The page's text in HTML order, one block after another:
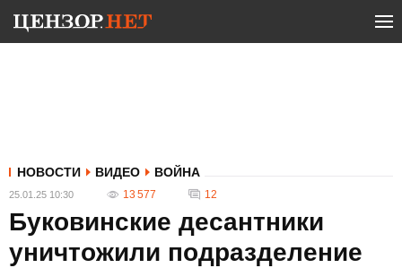
НОВОСТИ ВИДЕО ВОЙНА
25.01.25 10:30 13 577 12
Буковинские десантники
уничтожили подразделение